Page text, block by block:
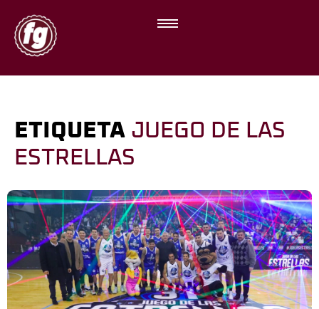
ETIQUETA JUEGO DE LAS
ESTRELLAS